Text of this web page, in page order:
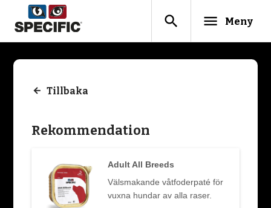
search menu Meny
Tillbaka
Rekommendation
Adult All Breeds
Välsmakande våtfoderpaté för
vuxna hundar av alla raser.